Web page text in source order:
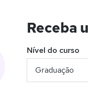
Receba
Nível do curso